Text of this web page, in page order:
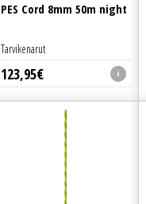
PES Cord 8mm 50m night
123,95€
Tarvikenarut